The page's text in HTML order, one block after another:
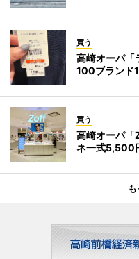
買う
高崎オーパ
100ブランド
買う
高崎オーパ
ネ一式5,500